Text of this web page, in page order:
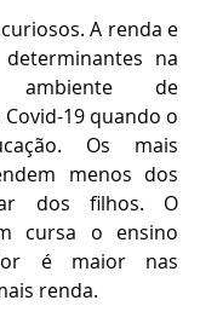
A renda e
na
de
19 quando o
Os mais
menos dos
dos filhos. O
cursa o ensino
é maior nas
renda.